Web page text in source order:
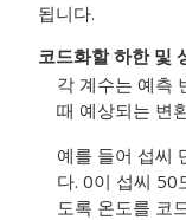
됩니다.
코드화할 하한 및
각 계수는 예측
때 예상되는 변
예를 들어 섭씨
다. 0이 섭씨 50
도록 온도를 코